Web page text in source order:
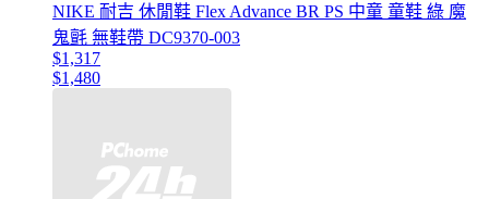
NIKE 耐吉 休閒鞋 Flex Advance BR PS 中童 童鞋 綠 魔
鬼氈 無鞋帶 DC9370-003
$1,317
$1,480